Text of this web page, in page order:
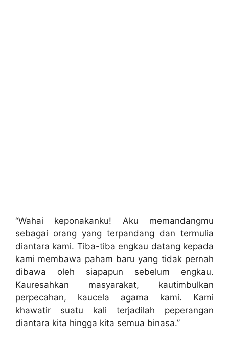
“Wahai keponakanku! Aku memandangmu
sebagai orang yang terpandang dan termulia
diantara kami. Tiba-tiba engkau datang kepada
kami membawa paham baru yang tidak pernah
dibawa oleh siapapun sebelum engkau.
Kauresahkan masyarakat, kautimbulkan
perpecahan, kaucela agama kami. Kami
khawatir suatu kali terjadilah peperangan
diantara kita hingga kita semua binasa.”